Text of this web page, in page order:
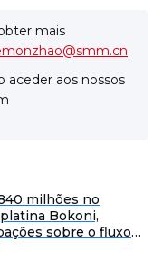
mais
aceder aos nossos
milhões no
Bokoni,
sobre o fluxo